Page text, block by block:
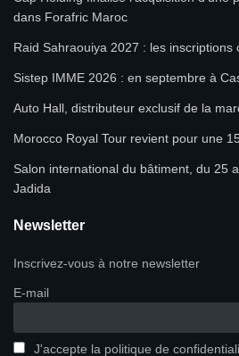
dans Forafric Maroc
Raid Sahraouiya 2027 : les inscriptions
Sistep IMME 2026 : en septembre à
Auto Hall, distributeur exclusif de la
Morocco Royal Tour revient pour une
Salon international du bâtiment, du 25
Jadida
Newsletter
Inscrivez-vous à notre newsletter
E-mail
J'accepte la politique de